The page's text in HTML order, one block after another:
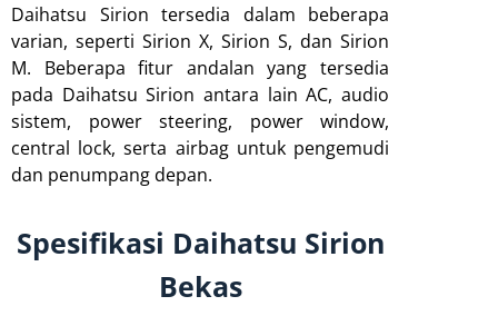
Daihatsu Sirion tersedia dalam beberapa
varian, seperti Sirion X, Sirion S, dan Sirion
M. Beberapa fitur andalan yang tersedia
pada Daihatsu Sirion antara lain AC, audio
sistem, power steering, power window,
central lock, serta airbag untuk pengemudi
dan penumpang depan.
Spesifikasi Daihatsu Sirion
Bekas